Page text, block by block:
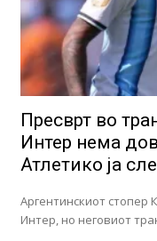
Пресврт во
Интер нема
Атлетико ја
Аргентинскиот стопер
Интер, но неговиот